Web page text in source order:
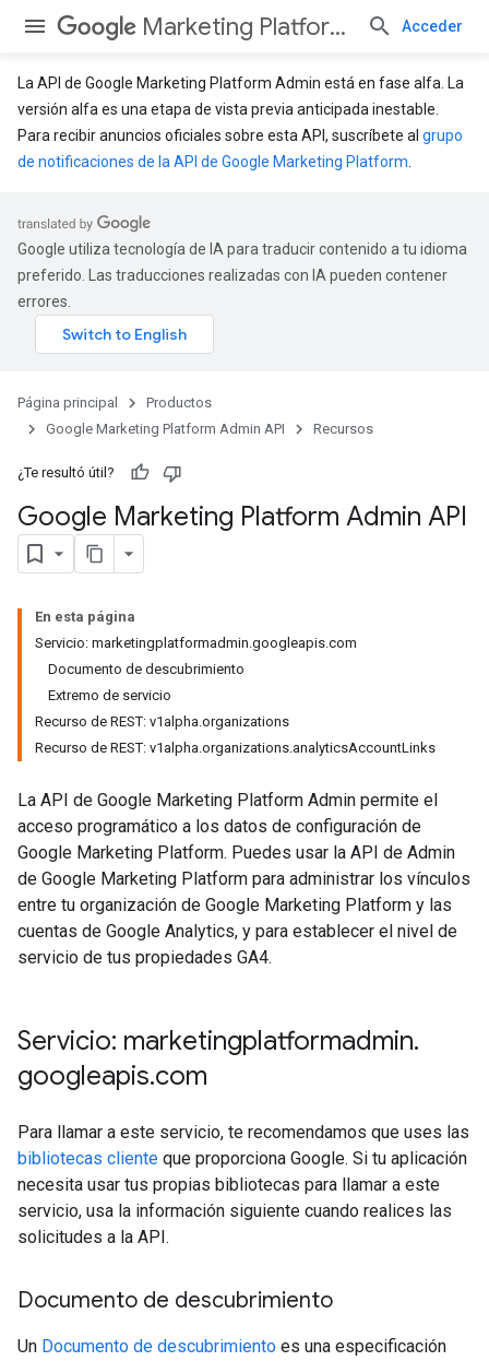
Marketing Platform Admin API Acceder
La API de Google Marketing Platform Admin está en fase alfa. La
versión alfa es una etapa de vista previa anticipada inestable.
Para recibir anuncios oficiales sobre esta API, suscríbete al grupo
de notificaciones de la API de Google Marketing Platform
Google utiliza tecnología de IA para traducir contenido a tu idioma
preferido. Las traducciones realizadas con IA pueden contener
errores.
Página principal
Productos
Google Marketing Platform Admin API
Recursos
¿Te resultó útil?
Google Marketing Platform Admin API
En esta página
Servicio: marketingplatformadmin.googleapis.com
Documento de descubrimiento
Extremo de servicio
Recurso de REST: v1alpha.organizations
Recurso de REST: v1alpha.organizations.analyticsAccountLinks
La API de Google Marketing Platform Admin permite el
acceso programático a los datos de configuración de
Google Marketing Platform. Puedes usar la API de Admin
de Google Marketing Platform para administrar los vínculos
entre tu organización de Google Marketing Platform y las
cuentas de Google Analytics, y para establecer el nivel de
servicio de tus propiedades GA4.
Servicio: marketingplatformadmin.
googleapis.com
Para llamar a este servicio, te recomendamos que uses las
bibliotecas cliente que proporciona Google. Si tu aplicación
necesita usar tus propias bibliotecas para llamar a este
servicio, usa la información siguiente cuando realices las
solicitudes a la API.
Documento de descubrimiento
Un Documento de descubrimiento es una especificación